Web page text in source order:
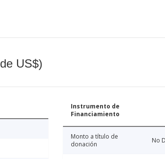
US$)
Instrumento de
Financiamiento
Monto a título de
donación
No